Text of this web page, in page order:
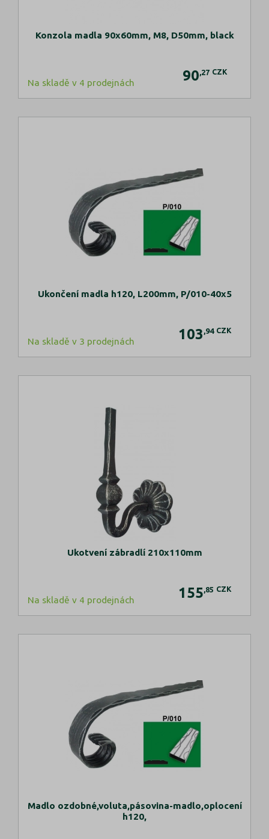
Konzola madla 90x60mm, M8, D50mm, black
Na skladě v 4 prodejnách 90 ,27 CZK
Ukončení madla h120, L200mm, P/010-40x5
Na skladě v 3 prodejnách 103 ,94 CZK
Ukotvení zábradlí 210x110mm
Na skladě v 4 prodejnách 155 ,85 CZK
Madlo ozdobné,voluta,pásovina-madlo,oplocení
h120,